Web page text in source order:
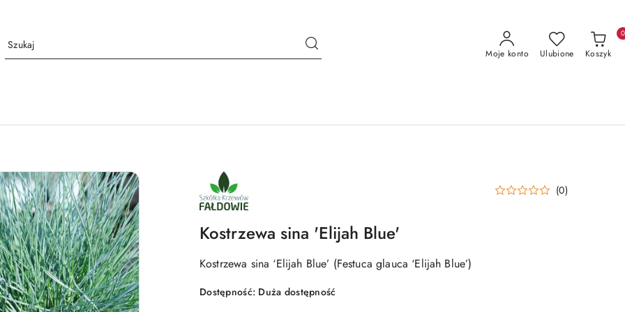
Moje konto Ulubione Koszyk
0
NAZWA
PRODUCENTA:
SZKÓŁKA
KRZEWÓW
FAŁDOWIE
(0)
Kostrzewa sina 'Elijah Blue'
Kostrzewa sina ‘Elijah Blue’ (Festuca glauca ‘Elijah Blue’)
Dostępność: Duża dostępność